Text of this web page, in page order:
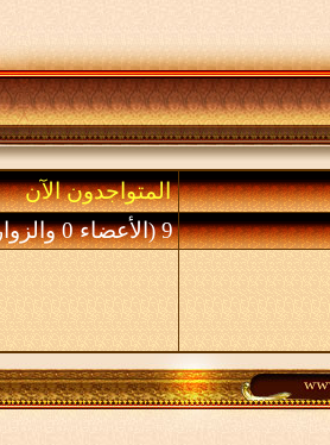
المتواجدون الآن
9 (الأعضاء 0 والزوار 9)